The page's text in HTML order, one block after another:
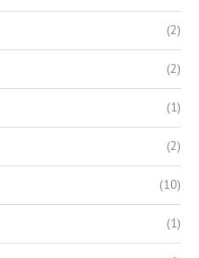
(2)
(2)
(1)
(2)
(10)
(1)